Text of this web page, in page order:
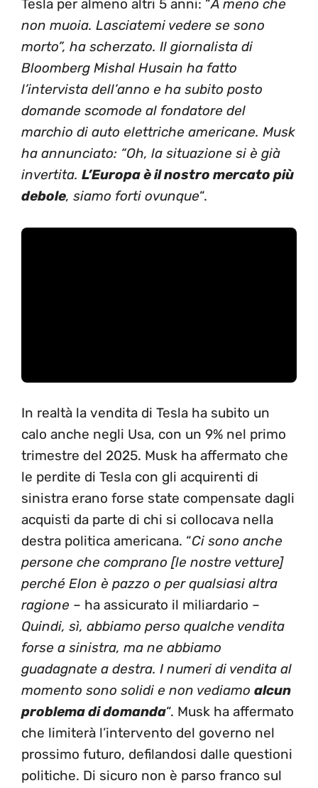
Tesla per almeno altri 5 anni: “A meno che
non muoia. Lasciatemi vedere se sono
morto”, ha scherzato. Il giornalista di
Bloomberg Mishal Husain ha fatto
l’intervista dell’anno e ha subito posto
domande scomode al fondatore del
marchio di auto elettriche americane. Musk
ha annunciato: “Oh, la situazione si è già
invertita. L’Europa è il nostro mercato più
debole, siamo forti ovunque“.
In realtà la vendita di Tesla ha subito un
calo anche negli Usa, con un 9% nel primo
trimestre del 2025. Musk ha affermato che
le perdite di Tesla con gli acquirenti di
sinistra erano forse state compensate dagli
acquisti da parte di chi si collocava nella
destra politica americana. “Ci sono anche
persone che comprano [le nostre vetture]
perché Elon è pazzo o per qualsiasi altra
ragione – ha assicurato il miliardario –
Quindi, sì, abbiamo perso qualche vendita
forse a sinistra, ma ne abbiamo
guadagnate a destra. I numeri di vendita al
momento sono solidi e non vediamo alcun
problema di domanda“. Musk ha affermato
che limiterà l’intervento del governo nel
prossimo futuro, defilandosi dalle questioni
politiche. Di sicuro non è parso franco sul